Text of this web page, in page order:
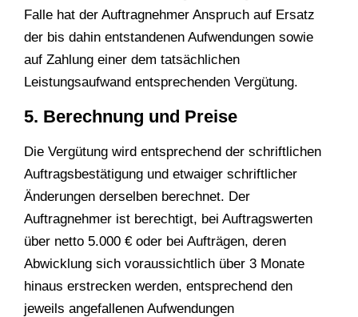
Falle hat der Auftragnehmer Anspruch auf Ersatz
der bis dahin entstandenen Aufwendungen sowie
auf Zahlung einer dem tatsächlichen
Leistungsaufwand entsprechenden Vergütung.
5. Berechnung und Preise
Die Vergütung wird entsprechend der schriftlichen
Auftragsbestätigung und etwaiger schriftlicher
Änderungen derselben berechnet. Der
Auftragnehmer ist berechtigt, bei Auftragswerten
über netto 5.000 € oder bei Aufträgen, deren
Abwicklung sich voraussichtlich über 3 Monate
hinaus erstrecken werden, entsprechend den
jeweils angefallenen Aufwendungen